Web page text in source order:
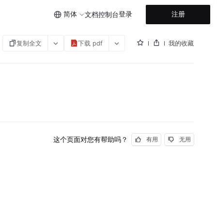
简体 文档控制台登录 注册
复制全文 下载 pdf 我的收藏
这个页面对您有帮助吗？ 有用 无用